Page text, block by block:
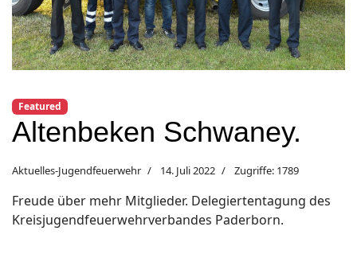
Featured
Altenbeken Schwaney.
Aktuelles-Jugendfeuerwehr 14. Juli 2022 Zugriffe: 1789
Freude über mehr Mitglieder. Delegiertentagung des
Kreisjugendfeuerwehrverbandes Paderborn.